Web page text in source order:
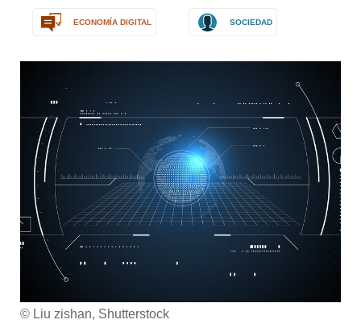
ECONOMÍA DIGITAL SOCIEDAD
© Liu zishan, Shutterstock